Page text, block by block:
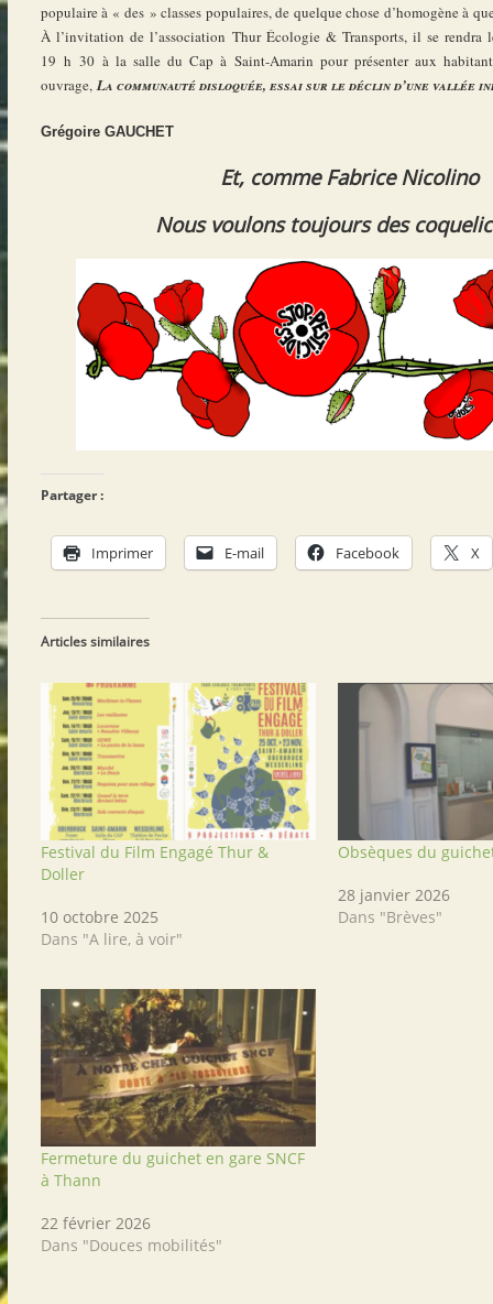
populaire à « des » classes populaires, de quelque chose d’homogène à
À l’invitation de l’association Thur Écologie & Transports, il se rendra
19 h 30 à la salle du Cap à Saint-Amarin pour présenter aux
ouvrage, La communauté disloquée, essai sur le déclin d’une vallée
Grégoire GAUCHET
Et, comme Fabrice Nicolino
Nous voulons toujours des
Partager :
Imprimer E-mail Facebook X
Articles similaires
Festival du Film Engagé Thur &
Doller
10 octobre 2025
Dans "A lire, à voir"
Obsèques du
28 janvier 2026
Dans "Brèves"
Fermeture du guichet en gare SNCF
à Thann
22 février 2026
Dans "Douces mobilités"